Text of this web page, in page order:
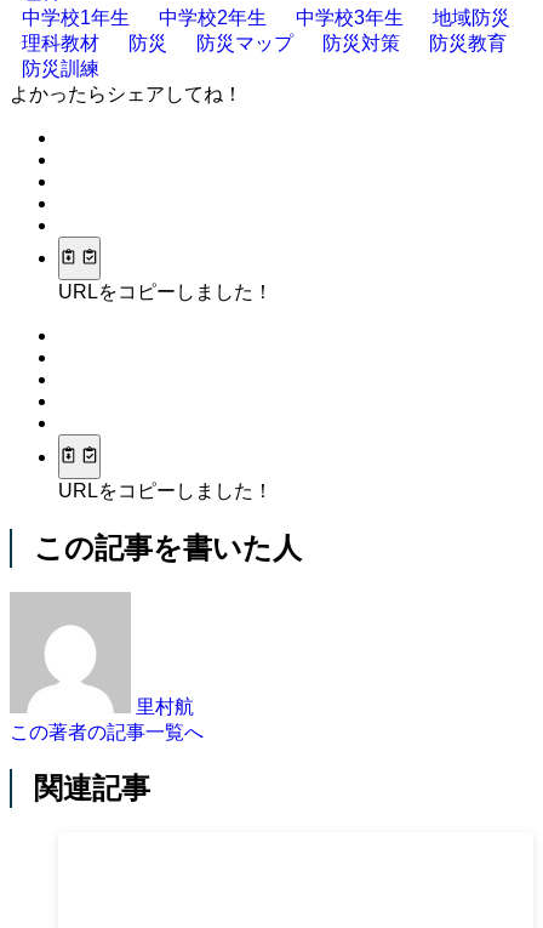
中学校1年生
中学校2年生 中学校3年生
地域防災
理科教材
防災 防災マップ 防災対策
防災教育
防災訓練
よかったらシェアしてね！
URLをコピーしました！
URLをコピーしました！
この記事を書いた人
里村航
この著者の記事一覧へ
関連記事